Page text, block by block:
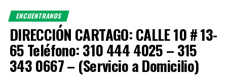
ENCUENTRANOS
DIRECCIÓN CARTAGO: CALLE 10 # 13-
65 Teléfono: 310 444 4025 – 315
343 0667 – (Servicio a Domicilio)